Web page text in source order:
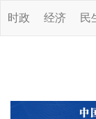
时政 经济 民